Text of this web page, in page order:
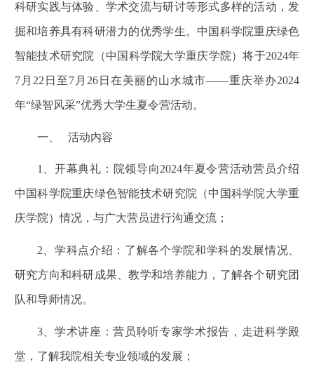
科研实践与体验、学术交流与研讨等形式多样的活动，发
掘和培养具有科研潜力的优秀学生。中国科学院重庆绿色
智能技术研究院（中国科学院大学重庆学院）将于2024年
7月22日至7月26日在美丽的山水城市——重庆举办2024
年“绿智风采”优秀大学生夏令营活动。
一、 活动内容
1、开幕典礼：院领导向2024年夏令营活动营员介绍
中国科学院重庆绿色智能技术研究院（中国科学院大学重
庆学院）情况，与广大营员进行沟通交流；
2 、学科点介绍：了解各个学院和学科的发展情况、
研究方向和科研成果、教学和培养能力，了解各个研究团
队和导师情况。
3、学术讲座：营员聆听专家学术报告，走进科学殿
堂，了解我院相关专业领域的发展；